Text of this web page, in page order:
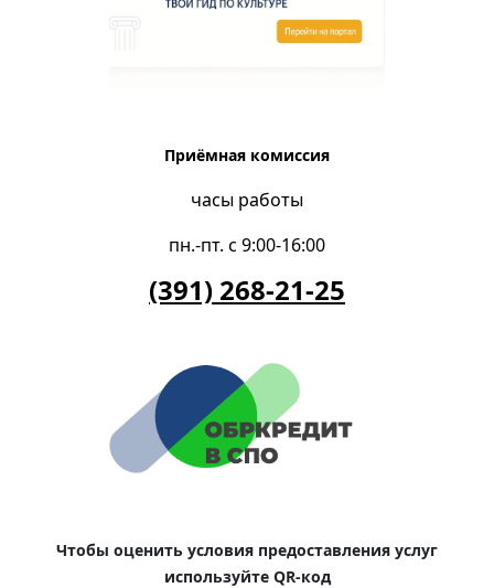
Приёмная комиссия
часы работы
пн.-пт. с 9:00-16:00
(391) 268-21-25
Чтобы оценить условия предоставления услуг
используйте QR-код